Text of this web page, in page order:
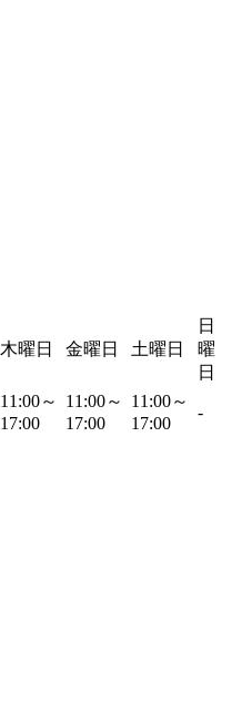
木曜日 金曜日 土曜日
日
曜
日
11:00～
17:00
11:00～
17:00
11:00～
17:00
-